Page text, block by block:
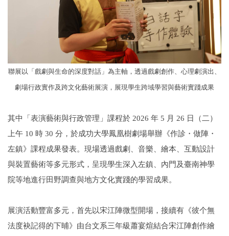
聯展以「戲劇與生命的深度對話」為主軸，透過戲劇創作、心理劇演出、
劇場行政實作及跨文化藝術展演，展現學生跨域學習與藝術實踐成果
其中「表演藝術與行政管理」課程於 2026 年 5 月 26 日（二）
上午 10 時 30 分，於成功大學鳳凰樹劇場舉辦《作診・做陣・
左鎮》課程成果發表。現場透過戲劇、音樂、繪本、互動設計
與裝置藝術等多元形式，呈現學生深入左鎮、內門及臺南神學
院等地進行田野調查與地方文化實踐的學習成果。
展演活動豐富多元，首先以宋江陣微型開場，接續有《彼个無
法度袂記得的下晡》由台文系三年級蕭宴煊結合宋江陣創作繪